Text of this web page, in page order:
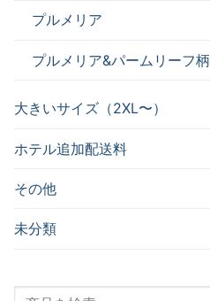
プルメリア
プルメリア&パームリーフ柄
大きいサイズ（2XL〜）
ホテル追加配送料
その他
未分類
検